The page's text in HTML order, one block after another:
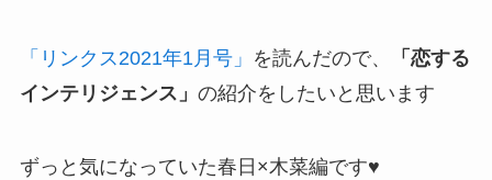
「リンクス2021年1月号」 を読んだので、
「恋する
インテリジェンス」 の紹介をしたいと思います
ずっと気になっていた春日×木菜編です♥